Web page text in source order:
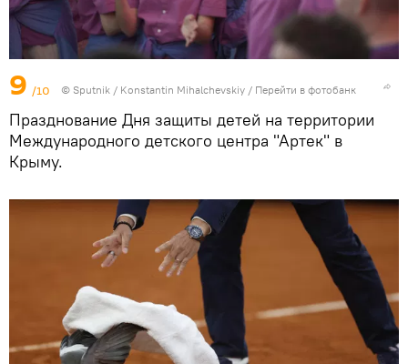
9 /10 © Sputnik / Konstantin Mihalchevskiy / Перейти в фотобанк
Празднование Дня защиты детей на территории
Международного детского центра "Артек" в
Крыму.